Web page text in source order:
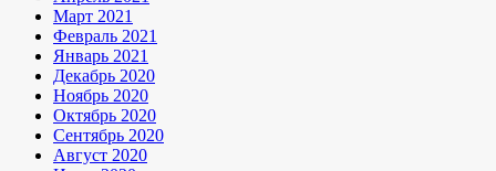
Март 2021
Февраль 2021
Январь 2021
Декабрь 2020
Ноябрь 2020
Октябрь 2020
Сентябрь 2020
Август 2020